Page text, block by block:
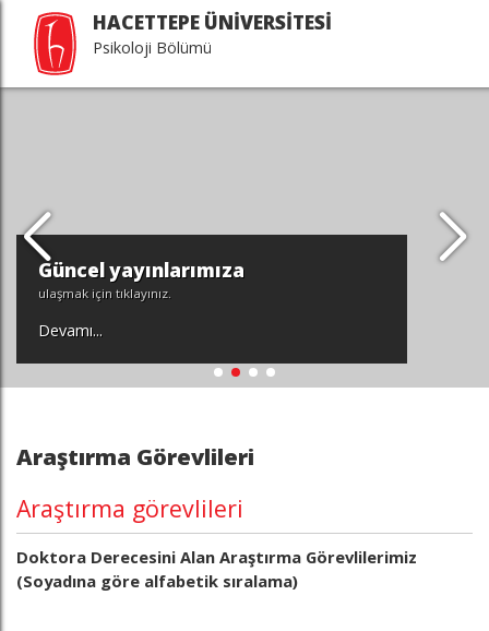
HACETTEPE ÜNİVERSİTESİ
Psikoloji Bölümü
Güncel yayınlarımıza
ulaşmak için tıklayınız.
Devamı...
Araştırma Görevlileri
Araştırma görevlileri
Doktora Derecesini Alan Araştırma Görevlilerimiz
(Soyadına göre alfabetik sıralama)